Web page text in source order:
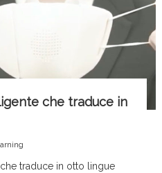
che traduce in
traduce in otto lingue